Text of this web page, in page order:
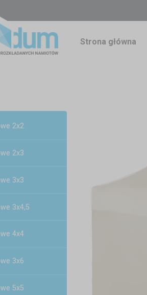
Strona główna
2x2
2x3
3x3
3x4,5
4x4
3x6
5x5